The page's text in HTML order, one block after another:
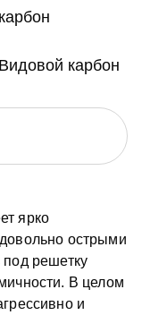
карбон
Видовой карбон
ярко
острыми
решетку
В целом
и